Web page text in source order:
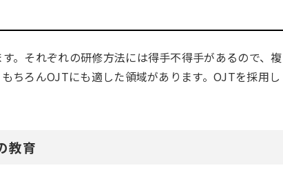
。それぞれの研修方法には得手不得手があるので、複
ちろんOJTにも適した領域があります。OJTを採用し
教育